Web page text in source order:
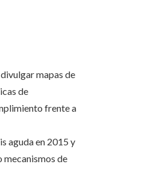
mapas de
de
frente a
aguda en 2015 y
de